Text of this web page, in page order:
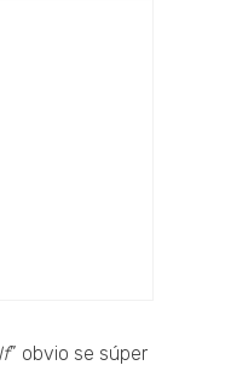
” obvio se súper